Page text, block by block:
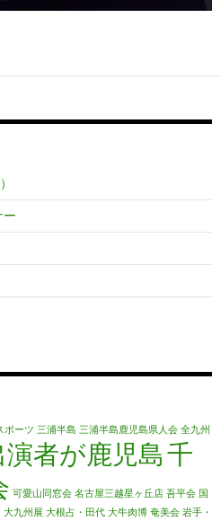
ー
ポーツ 三浦半島 三浦半島鹿児島県人会 全九州
演者が鹿児島千
可愛山同窓会 名古屋三越星ヶ丘店 吾平会 国
大九州展 大根占・田代 大牛肉博 奄美会 岩手・